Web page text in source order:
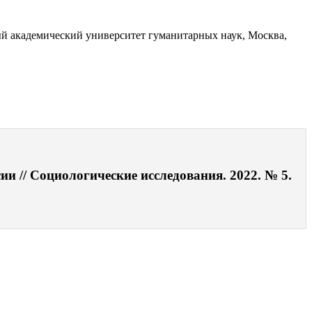
университет гуманитарных наук, Москва,
// Социологические исследования. 2022. № 5.